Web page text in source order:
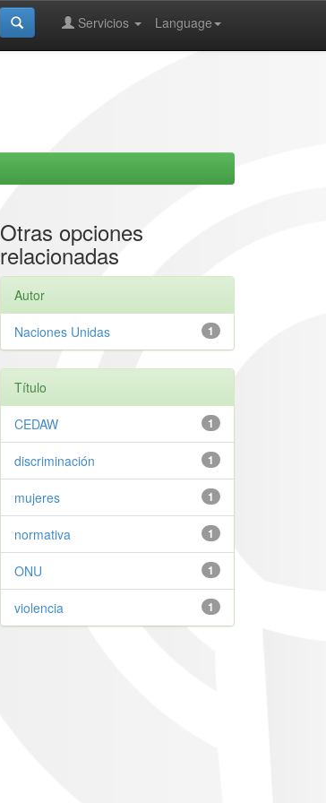
Language
Servicios
Otras opciones
relacionadas
Autor
1
Naciones Unidas
Título
1
CEDAW
1
discriminación
1
mujeres
1
normativa
1
ONU
1
violencia